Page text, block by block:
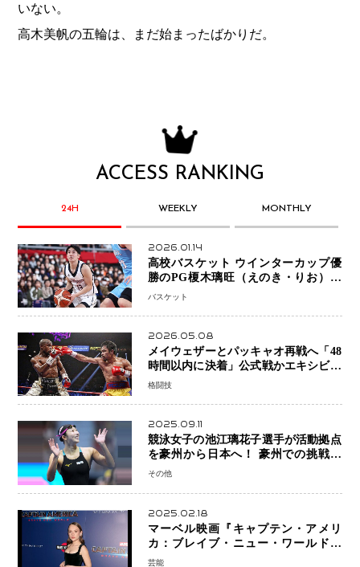
いない。
高木美帆の五輪は、まだ始まったばかりだ。
ACCESS RANKING
24H WEEKLY MONTHLY
2026.01.14
高校バスケット ウインターカップ優
勝のPG榎木璃旺（えのき・りお）が
プロの現場へ―。
バスケット
2026.05.08
メイウェザーとパッキャオ再戦へ「48
時間以内に決着」公式戦かエキシビシ
ョンか混迷続く
格闘技
2025.09.11
競泳女子の池江璃花子選手が活動拠点
を豪州から日本へ！ 豪州での挑戦を
糧に、28年ロサンゼルス五輪へ再始動
その他
2025.02.18
マーベル映画『キャプテン・アメリ
カ：ブレイブ・ニュー・ワールド』
新ブラック・ウィドウ役のシラ・ハー
芸能